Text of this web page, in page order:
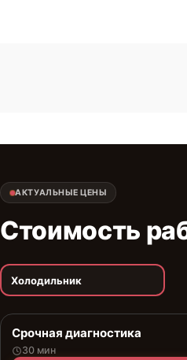
АКТУАЛЬНЫЕ ЦЕНЫ
Стоимость
Холодильник
Срочная диагностика
30 мин